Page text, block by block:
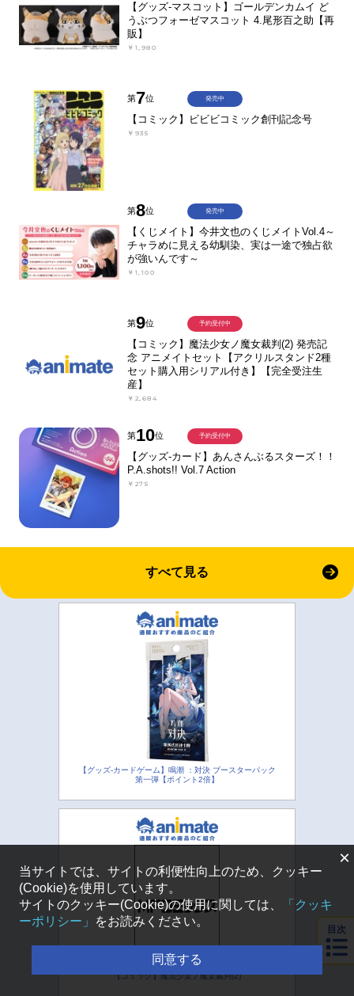
【グッズ-マスコット】ゴールデンカムイ ど
うぶつフォーゼマスコット 4.尾形百之助【再
販】
￥1,980
第7位
【コミック】ビビビコミック創刊記念号
￥935
発売中
第8位
【くじメイト】今井文也のくじメイトVol.4～
チャラめに見える幼馴染、実は一途で独占欲
が強いんです～
￥1,100
発売中
第9位
【コミック】魔法少女ノ魔女裁判(2) 発売記
念 アニメイトセット【アクリルスタンド2種
セット購入用シリアル付き】【完全受注生
産】
￥2,684
予約受付中
第10位
【グッズ-カード】あんさんぶるスターズ！！
P.A.shots!! Vol.7 Action
￥275
予約受付中
すべて見る
【グッズ-カードゲーム】鳴潮 ：対決 ブースターパック
第一弾【ポイント2倍】
【コミック】魔法少女ノ魔女裁判(2)
目次
×
当サイトでは、サイトの利便性向上のため、クッキー
(Cookie)を使用しています。
サイトのクッキー(Cookie)の使用に関しては、
「クッキ
ーポリシー」
をお読みください。
同意する